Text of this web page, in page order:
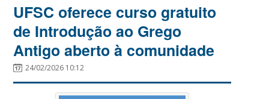
UFSC oferece curso gratuito
de Introdução ao Grego
Antigo aberto à comunidade
24/02/2026 10:12